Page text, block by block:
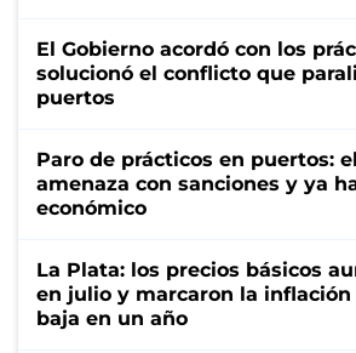
El Gobierno acordó con los
solucionó el conflicto que
puertos
Paro de prácticos en puertos:
amenaza con sanciones y ya
económico
La Plata: los precios básicos
en julio y marcaron la
baja en un año